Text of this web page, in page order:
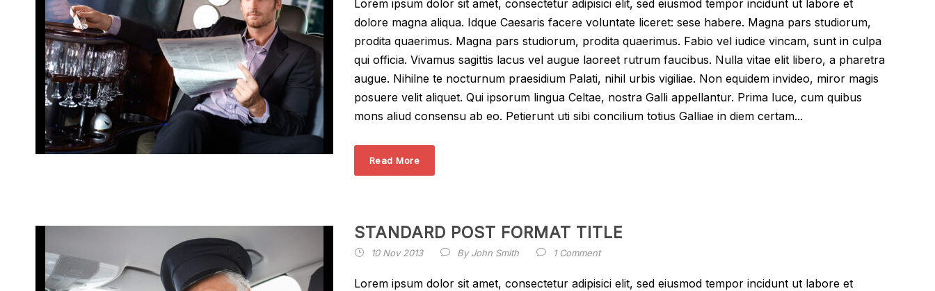
Lorem ipsum dolor sit amet, consectetur adipisici elit, sed eiusmod tempor incidunt ut labore et
dolore magna aliqua. Idque Caesaris facere voluntate liceret: sese habere. Magna pars studiorum,
prodita quaerimus. Magna pars studiorum, prodita quaerimus. Fabio vel iudice vincam, sunt in culpa
qui officia. Vivamus sagittis lacus vel augue laoreet rutrum faucibus. Nulla vitae elit libero, a pharetra
augue. Nihilne te nocturnum praesidium Palati, nihil urbis vigiliae. Non equidem invideo, miror magis
posuere velit aliquet. Qui ipsorum lingua Celtae, nostra Galli appellantur. Prima luce, cum quibus
mons aliud consensu ab eo. Petierunt uti sibi concilium totius Galliae in diem certam...
Read More
STANDARD POST FORMAT TITLE
10 Nov 2013 ByJohn Smith 1 Comment
Lorem ipsum dolor sit amet, consectetur adipisici elit, sed eiusmod tempor incidunt ut labore et